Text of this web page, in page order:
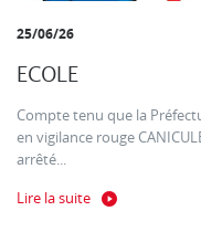
25/06/26
ECOLE
Compte tenu que la
en vigilance rouge
arrêté...
Lire la suite